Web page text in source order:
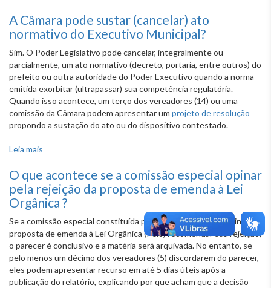
A Câmara pode sustar (cancelar) ato
normativo do Executivo Municipal?
Sim. O Poder Legislativo pode cancelar, integralmente ou
parcialmente, um ato normativo (decreto, portaria, entre outros) do
prefeito ou outra autoridade do Poder Executivo quando a norma
emitida exorbitar (ultrapassar) sua competência regulatória.
Quando isso acontece, um terço dos vereadores (14) ou uma
comissão da Câmara podem apresentar um projeto de resolução
propondo a sustação do ato ou do dispositivo contestado.
Leia mais
O que acontece se a comissão especial opinar
pela rejeição da proposta de emenda à Lei
Orgânica ?
Se a comissão especial constituída para analisar uma determinada
proposta de emenda à Lei Orgânica (Pelo) recomendar sua rejeição,
o parecer é conclusivo e a matéria será arquivada. No entanto, se
pelo menos um décimo dos vereadores (5) discordarem do parecer,
eles podem apresentar recurso em até 5 dias úteis após a
publicação do relatório, explicando por que acham que a decisão